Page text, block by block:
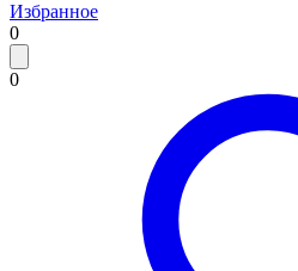
Избранное
0
0